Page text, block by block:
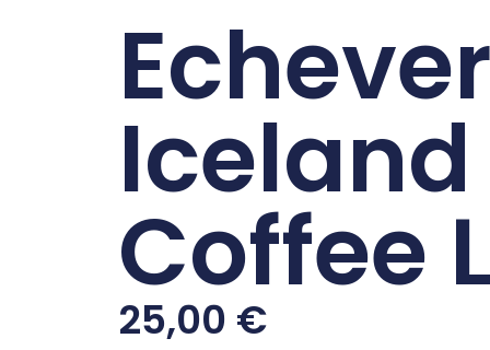
Iceland
Coffee
25,00 €